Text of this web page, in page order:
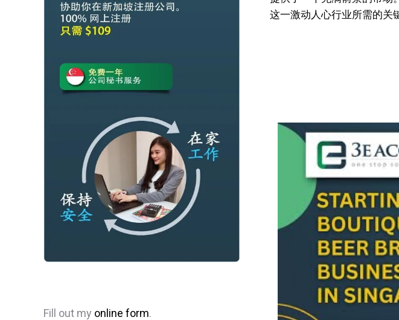
这一激动人心行业所需的关
Fill out my online form.